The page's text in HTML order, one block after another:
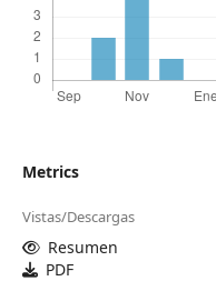
Metrics
Vistas/Descargas
Resumen
PDF